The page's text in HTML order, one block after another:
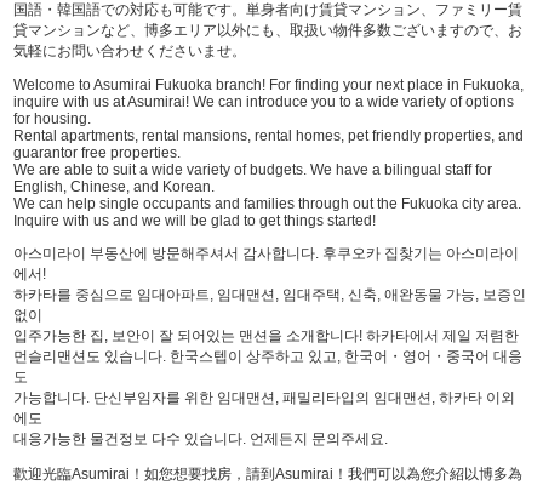
国語・韓国語での対応も可能です。単身者向け賃貸マンション、ファミリー賃
貸マンションなど、博多エリア以外にも、取扱い物件多数ございますので、お
気軽にお問い合わせくださいませ。
Welcome to Asumirai Fukuoka branch! For finding your next place in Fukuoka,
inquire with us at Asumirai! We can introduce you to a wide variety of options
for housing.
Rental apartments, rental mansions, rental homes, pet friendly properties, and
guarantor free properties.
We are able to suit a wide variety of budgets. We have a bilingual staff for
English, Chinese, and Korean.
We can help single occupants and families through out the Fukuoka city area.
Inquire with us and we will be glad to get things started!
아스미라이 부동산에 방문해주셔서 감사합니다. 후쿠오카 집찾기는 아스미라이
에서!
하카타를 중심으로 임대아파트, 임대맨션, 임대주택, 신축, 애완동물 가능, 보증인
없이
입주가능한 집, 보안이 잘 되어있는 맨션을 소개합니다! 하카타에서 제일 저렴한
먼슬리맨션도 있습니다. 한국스텝이 상주하고 있고, 한국어・영어・중국어 대응
도
가능합니다. 단신부임자를 위한 임대맨션, 패밀리타입의 임대맨션, 하카타 이외
에도
대응가능한 물건정보 다수 있습니다. 언제든지 문의주세요.
歡迎光臨Asumirai！如您想要找房，請到Asumirai！我們可以為您介紹以博多為